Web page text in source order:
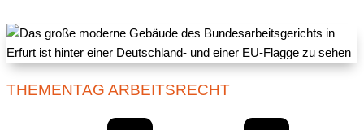
THEMENTAG ARBEITSRECHT